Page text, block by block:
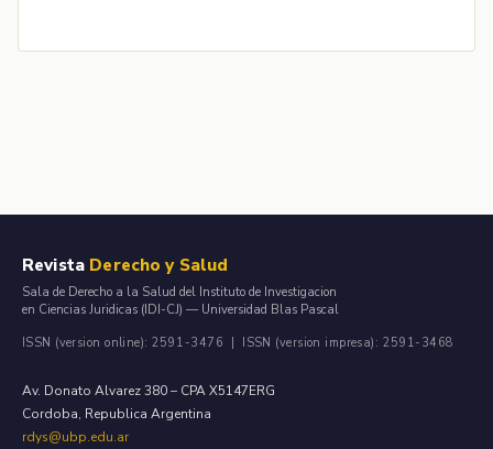
Revista Derecho y Salud
Sala de Derecho a la Salud del Instituto de Investigacion
en Ciencias Juridicas (IDI-CJ) — Universidad Blas Pascal
ISSN (version online): 2591-3476 | ISSN (version impresa): 2591-3468
Av. Donato Alvarez 380 – CPA X5147ERG
Cordoba, Republica Argentina
rdys@ubp.edu.ar